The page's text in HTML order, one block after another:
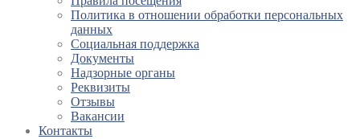
Политика в отношении обработки персональных
данных
Социальная поддержка
Документы
Надзорные органы
Реквизиты
Отзывы
Вакансии
Контакты